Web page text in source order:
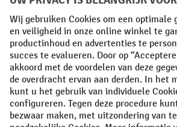
Algemene leveringsvoorwaarden
Privacyverklaring Privacy
All prices excl. VAT plusshipping costs and
if not stated otherwise.
¹ De korting is geldig zolang de voorraad